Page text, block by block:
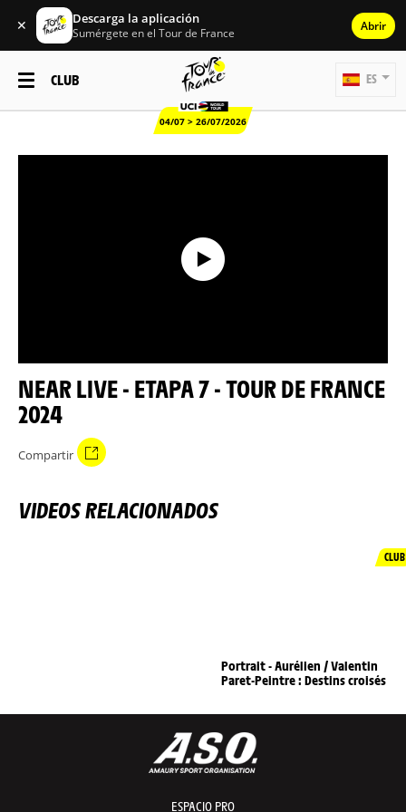
✕ Descarga la aplicación
Sumérgete en el Tour de France Abrir
CLUB
04/07 > 26/07/2026
ES
NEAR LIVE - ETAPA 7 - TOUR DE FRANCE
2024
Compartir
VIDEOS RELACIONADOS
CLUB
Portrait - Aurélien / Valentin
Paret-Peintre : Destins croisés
ESPACIO PRO